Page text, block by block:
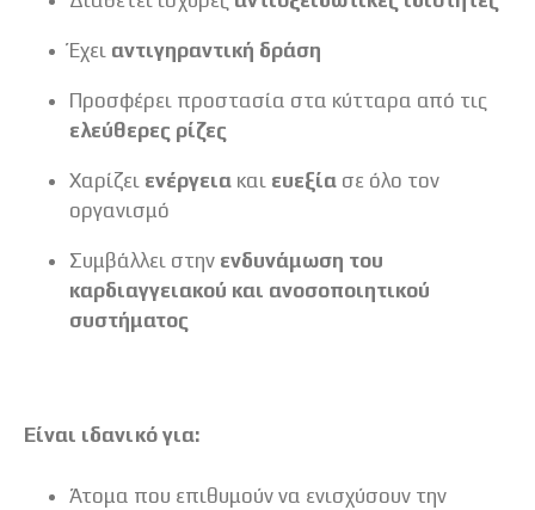
Έχει αντιγηραντική δράση
Προσφέρει προστασία στα κύτταρα από τις
ελεύθερες ρίζες
Χαρίζει ενέργεια και ευεξία σε όλο τον
οργανισμό
Συμβάλλει στην ενδυνάμωση του
καρδιαγγειακού και ανοσοποιητικού
συστήματος
Είναι ιδανικό για:
Άτομα που επιθυμούν να ενισχύσουν την